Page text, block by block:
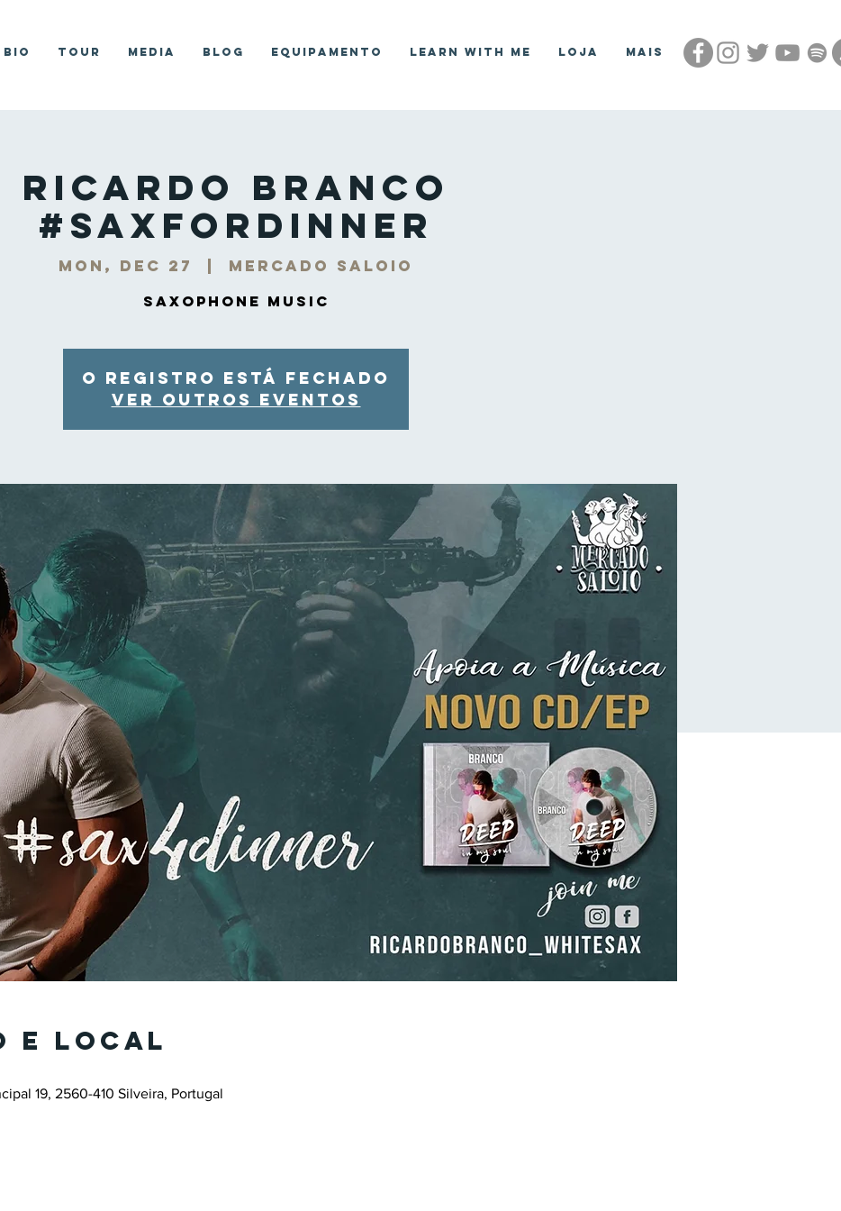
Bio Tour Media Blog Equipamento Learn With Me Loja Mais
Ricardo Branco
#SaxForDinner
Mon, Dec 27 Mercado Saloio
Saxophone Music
O registro está fechado
Ver outros eventos
e local
19, 2560-410 Silveira, Portugal